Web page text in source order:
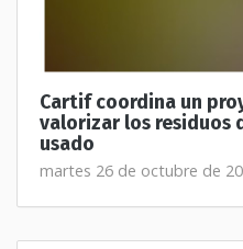
Cartif coordina un
valorizar los residuos
usado
martes 26 de octubre de